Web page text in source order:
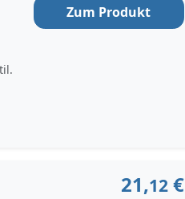
Zum Produkt
21,12€